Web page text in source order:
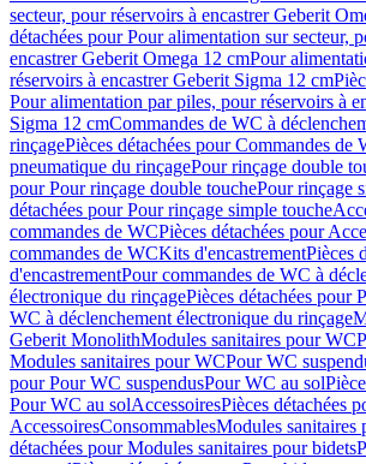
secteur, pour réservoirs à encastrer Geberit
détachées pour Pour alimentation sur secteur,
encastrer Geberit Omega 12 cmPour
réservoirs à encastrer Geberit Sigma 12 cm
Pour alimentation par piles, pour réservoirs à
Sigma 12 cmCommandes de WC à
rinçagePièces détachées pour Commandes de
pneumatique du rinçagePour rinçage double
pour Pour rinçage double touchePour rinçage
détachées pour Pour rinçage simple touche
commandes de WCPièces détachées pour
commandes de WCKits d'encastrementPièces
d'encastrementPour commandes de WC à
électronique du rinçagePièces détachées pour
WC à déclenchement électronique du rinçage
Geberit MonolithModules sanitaires pour WC
Modules sanitaires pour WCPour WC
pour Pour WC suspendusPour WC au sol
Pour WC au solAccessoiresPièces détachées
AccessoiresConsommablesModules sanitaires
détachées pour Modules sanitaires pour bidets